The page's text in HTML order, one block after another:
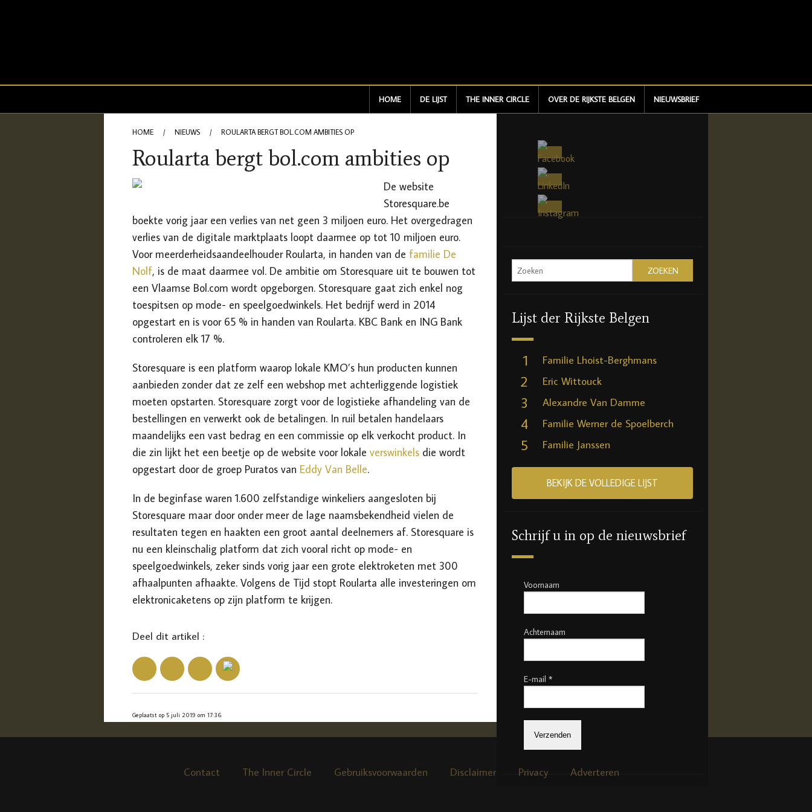
HOME DE LIJST THE INNER CIRCLE OVER DE RIJKSTE BELGEN NIEUWSBRIEF
HOME / NIEUWS / ROULARTA BERGT BOL.COM AMBITIES OP
Roularta bergt bol.com ambities op
De website
Storesquare.be
boekte vorig jaar een verlies van net geen 3 miljoen euro. Het overgedragen
verlies van de digitale marktplaats loopt daarmee op tot 10 miljoen euro.
Voor meerderheidsaandeelhouder Roularta, in handen van de familie De
Nolf, is de maat daarmee vol. De ambitie om Storesquare uit te bouwen tot
een Vlaamse Bol.com wordt opgeborgen. Storesquare gaat zich enkel nog
toespitsen op mode- en speelgoedwinkels. Het bedrijf werd in 2014
opgestart en is voor 65 % in handen van Roularta. KBC Bank en ING Bank
controleren elk 17 %.
Storesquare is een platform waarop lokale KMO’s hun producten kunnen
aanbieden zonder dat ze zelf een webshop met achterliggende logistiek
moeten opstarten. Storesquare zorgt voor de logistieke afhandeling van de
bestellingen en verwerkt ook de betalingen. In ruil betalen handelaars
maandelijks een vast bedrag en een commissie op elk verkocht product. In
die zin lijkt het een beetje op de website voor lokale verswinkels die wordt
opgestart door de groep Puratos van Eddy Van Belle.
In de beginfase waren 1.600 zelfstandige winkeliers aangesloten bij
Storesquare maar door onder meer de lage naamsbekendheid vielen de
resultaten tegen en haakten een groot aantal deelnemers af. Storesquare is
nu een kleinschalig platform dat zich vooral richt op mode- en
speelgoedwinkels, zeker sinds vorig jaar een grote elektroketen met 300
afhaalpunten afhaakte. Volgens de Tijd stopt Roularta alle investeringen om
elektronicaketens op zijn platform te krijgen.
Deel dit artikel :
Geplaatst op 5 juli 2019 om 17:36.
Lijst der Rijkste Belgen
1 Familie Lhoist-Berghmans
2 Eric Wittouck
3 Alexandre Van Damme
4 Familie Werner de Spoelberch
5 Familie Janssen
BEKIJK DE VOLLEDIGE LIJST
Schrijf u in op de nieuwsbrief
Voornaam
Achternaam
E-mail *
Contact The Inner Circle Gebruiksvoorwaarden Disclaimer Privacy Adverteren